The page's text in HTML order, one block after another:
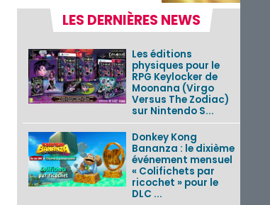
LES DERNIÈRES NEWS
Les éditions
physiques pour le
RPG Keylocker de
Moonana (Virgo
Versus The Zodiac)
sur Nintendo S...
Donkey Kong
Bananza : le dixième
événement mensuel
« Colifichets par
ricochet » pour le
DLC ...